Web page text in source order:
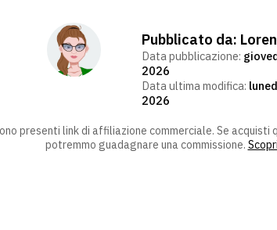
Pubblicato da:
Data pubblicazione:
2026
Data ultima modifica:
2026
presenti link di affiliazione commerciale. Se acquisti
potremmo guadagnare una commissione.